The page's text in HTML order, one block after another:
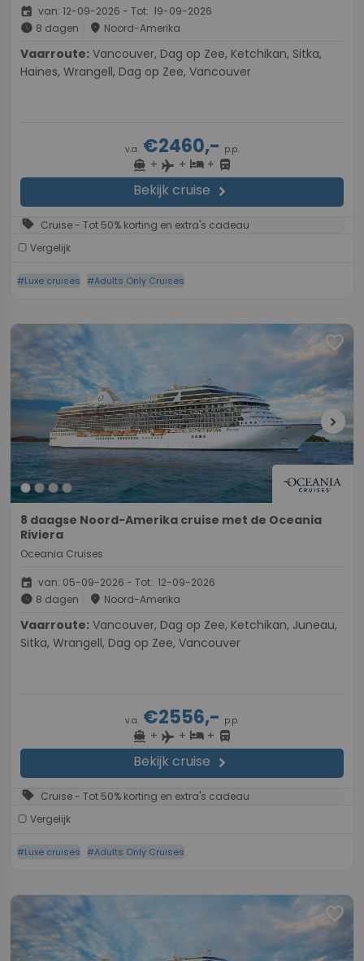
event van: 12-09-2026 - Tot: 19-09-2026
schedule 8 dagen place Noord-Amerika
Vaarroute:
Haines, Wrangell, Dag op Zee, Vancouver
v.a. €2460,- p.p.
directions_boat + flight + hotel+ directions_bus
Bekijk cruise chevron_right
sell Cruise - Tot 50% korting en extra's cadeau
Vergelijk
#Luxe cruises #Adults Only Cruises
favorite
chevron_right
8 daagse Noord-Amerika cruise met de Oceania
Riviera
Oceania Cruises
event van: 05-09-2026 - Tot: 12-09-2026
schedule 8 dagen place Noord-Amerika
Vaarroute:
Sitka, Wrangell, Dag op Zee, Vancouver
v.a. €2556,- p.p.
directions_boat + flight + hotel+ directions_bus
Bekijk cruise chevron_right
sell Cruise - Tot 50% korting en extra's cadeau
Vergelijk
#Luxe cruises #Adults Only Cruises
favorite